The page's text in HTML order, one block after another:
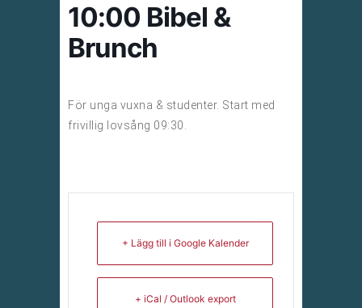
10:00 Bibel &
Brunch
För unga vuxna & studenter. Start med
frivillig lovsång 09:30.
+ Lägg till i Google Kalender
+ iCal / Outlook export